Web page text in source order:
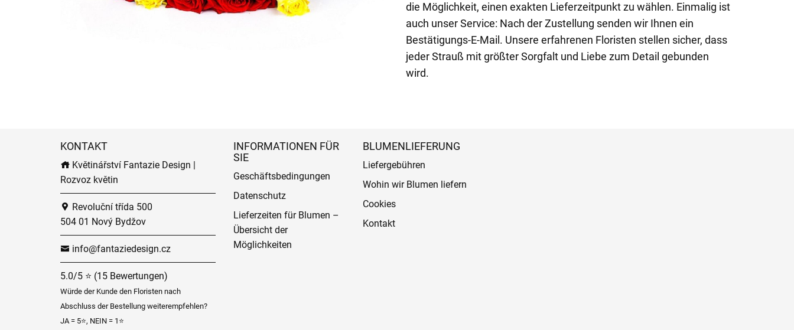
die Möglichkeit, einen exakten Lieferzeitpunkt zu wählen. Einmalig ist
auch unser Service: Nach der Zustellung senden wir Ihnen ein
Bestätigungs-E-Mail. Unsere erfahrenen Floristen stellen sicher, dass
jeder Strauß mit größter Sorgfalt und Liebe zum Detail gebunden
wird.
KONTAKT
Květinářství Fantazie Design |
Rozvoz květin
Revoluční třída 500
504 01 Nový Bydžov
info@fantaziedesign.cz
5.0/5 ⭐ (15 Bewertungen)
Würde der Kunde den Floristen nach
Abschluss der Bestellung weiterempfehlen?
JA = 5⭐, NEIN = 1⭐
INFORMATIONEN FÜR
SIE
Geschäftsbedingungen
Datenschutz
Lieferzeiten für Blumen –
Übersicht der
Möglichkeiten
BLUMENLIEFERUNG
Liefergebühren
Wohin wir Blumen liefern
Cookies
Kontakt